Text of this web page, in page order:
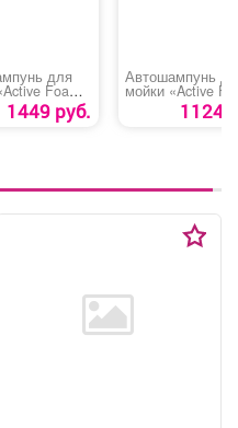
для
Foam
PF-80 AVS»
1449 руб.
Автошампунь
мойки «Active
1124